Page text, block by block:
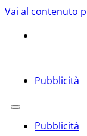
Vai al contenuto
Pubblicità
Pubblicità